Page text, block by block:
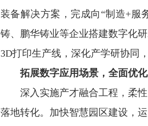
装备解决方案，完成向“制造+服
铸、鹏华铸业等企业搭建数字化
3D打印生产线，深化产学研协同
拓展数字应用场景，全面优
深入实施产才融合工程，柔性
落地转化。加快智慧园区建设，